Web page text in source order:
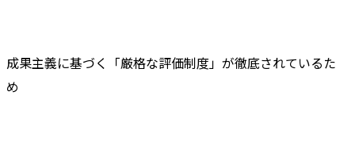
成果主義に基づく「厳格な評価制度」が徹底されているた
め